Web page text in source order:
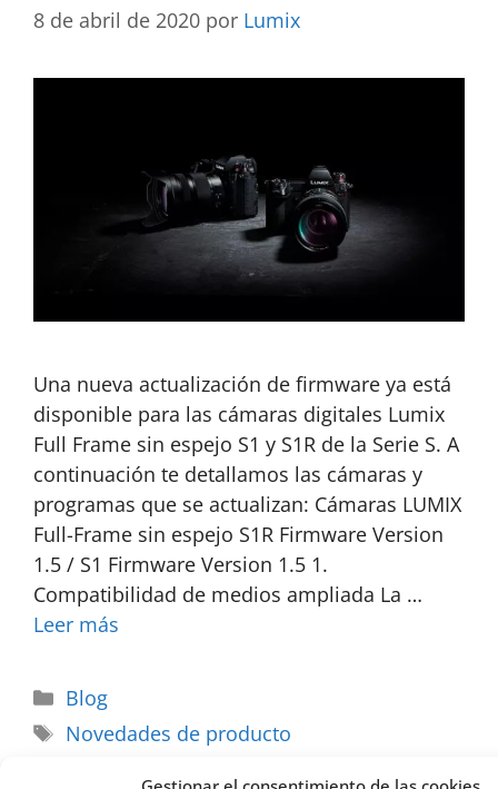
8 de abril de 2020 por Lumix
Una nueva actualización de firmware ya está
disponible para las cámaras digitales Lumix
Full Frame sin espejo S1 y S1R de la Serie S. A
continuación te detallamos las cámaras y
programas que se actualizan: Cámaras LUMIX
Full-Frame sin espejo S1R Firmware Version
1.5 / S1 Firmware Version 1.5 1.
Compatibilidad de medios ampliada La …
Leer más
Blog
Novedades de producto